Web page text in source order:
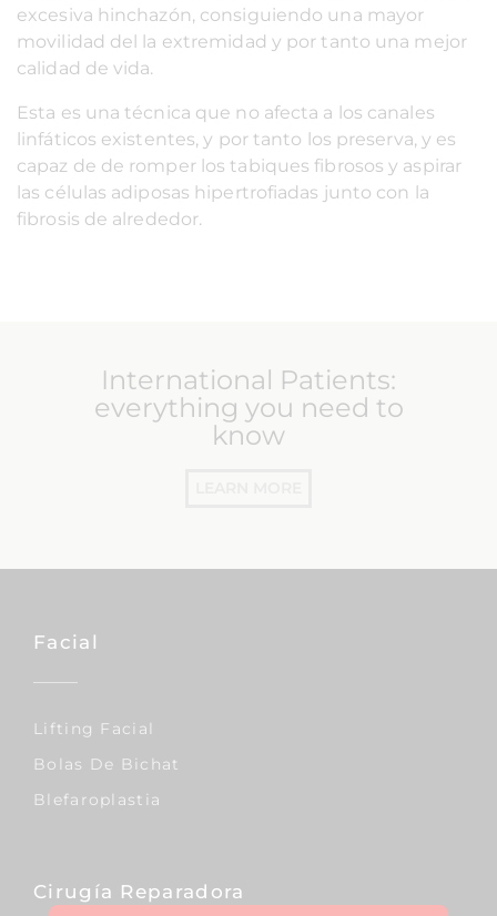
excesiva hinchazón, consiguiendo una mayor
movilidad del la extremidad y por tanto una mejor
calidad de vida.
Esta es una técnica que no afecta a los canales
linfáticos existentes, y por tanto los preserva, y es
capaz de de romper los tabiques fibrosos y aspirar
las células adiposas hipertrofiadas junto con la
fibrosis de alrededor.
International Patients:
everything you need to
know
Facial
Lifting Facial
Bolas De Bichat
Blefaroplastia
Cirugía Reparadora